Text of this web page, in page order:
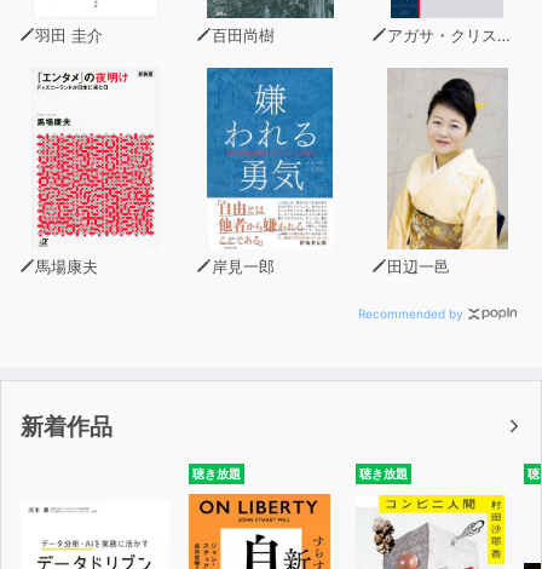
羽田 圭介 百田尚樹 アガサ・クリスティー
馬場康夫 岸見一郎 田辺一邑
Recommended by
新着作品
聴き放題 聴き放題 聴